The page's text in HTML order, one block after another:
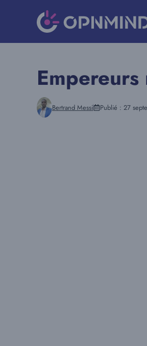
Bertrand Messi Publié : 27